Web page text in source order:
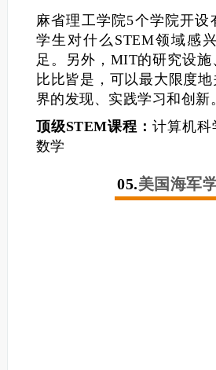
麻省理工学院5个学院开设
学生对什么STEM领域感
足。另外，MIT的研究设
比比皆是，可以最大限度
界的发现、实践学习和创新
顶级STEM课程：计算机科
数学
05.美国海军